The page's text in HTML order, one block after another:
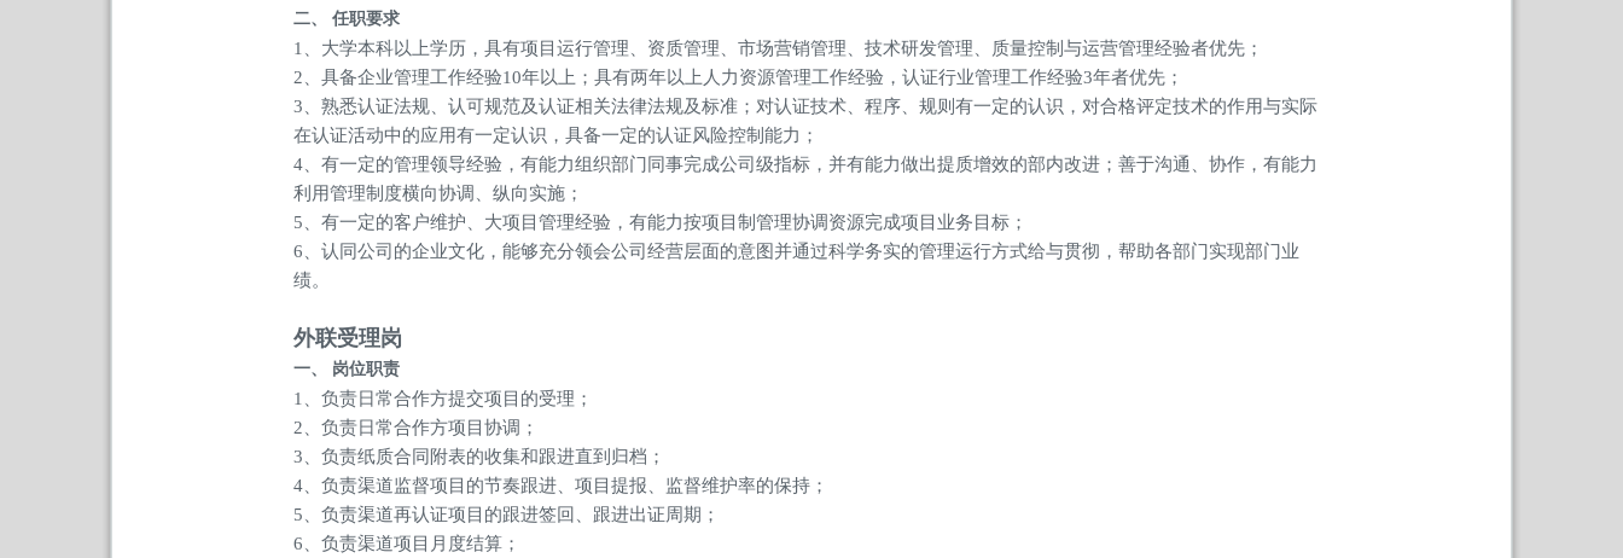
二、 任职要求
1、大学本科以上学历，具有项目运行管理、资质管理、市场营销管理、技术研发管理、质量控制与运营管理经验者优先；
2、具备企业管理工作经验10年以上；具有两年以上人力资源管理工作经验，认证行业管理工作经验3年者优先；
3、熟悉认证法规、认可规范及认证相关法律法规及标准；对认证技术、程序、规则有一定的认识，对合格评定技术的作用与实际
在认证活动中的应用有一定认识，具备一定的认证风险控制能力；
4、有一定的管理领导经验，有能力组织部门同事完成公司级指标，并有能力做出提质增效的部内改进；善于沟通、协作，有能力
利用管理制度横向协调、纵向实施；
5、有一定的客户维护、大项目管理经验，有能力按项目制管理协调资源完成项目业务目标；
6、认同公司的企业文化，能够充分领会公司经营层面的意图并通过科学务实的管理运行方式给与贯彻，帮助各部门实现部门业
绩。
外联受理岗
一、 岗位职责
1、负责日常合作方提交项目的受理；
2、负责日常合作方项目协调；
3、负责纸质合同附表的收集和跟进直到归档；
4、负责渠道监督项目的节奏跟进、项目提报、监督维护率的保持；
5、负责渠道再认证项目的跟进签回、跟进出证周期；
6、负责渠道项目月度结算；